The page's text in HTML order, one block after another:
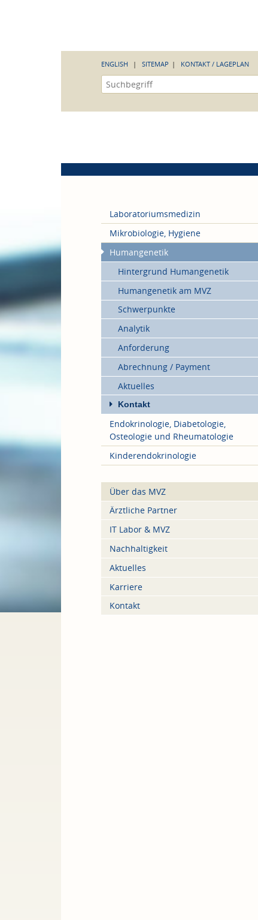
ENGLISH SITEMAP KONTAKT / LAGEPLAN
Laboratoriumsmedizin
Mikrobiologie, Hygiene
Humangenetik
Hintergrund Humangenetik
Humangenetik am MVZ
Schwerpunkte
Analytik
Anforderung
Abrechnung / Payment
Aktuelles
Kontakt
Endokrinologie, Diabetologie,
Osteologie und Rheumatologie
Kinderendokrinologie
Über das MVZ
Ärztliche Partner
IT Labor & MVZ
Nachhaltigkeit
Aktuelles
Karriere
Kontakt